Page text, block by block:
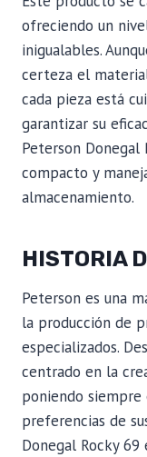
ofreciendo un
inigualables.
certeza el
cada pieza está
garantizar su
Peterson Donegal
compacto y
almacenamiento.
HISTORIA
Peterson es una
la producción de
especializados.
centrado en la
poniendo siempre
preferencias de
Donegal Rocky